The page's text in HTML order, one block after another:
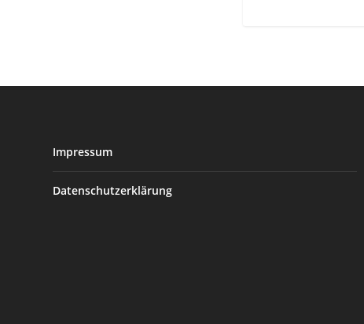
Impressum
Datenschutzerklärung